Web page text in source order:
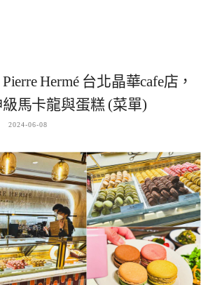
Hermé 台北晶華cafe店，
馬卡龍與蛋糕 (菜單)
2024-06-08